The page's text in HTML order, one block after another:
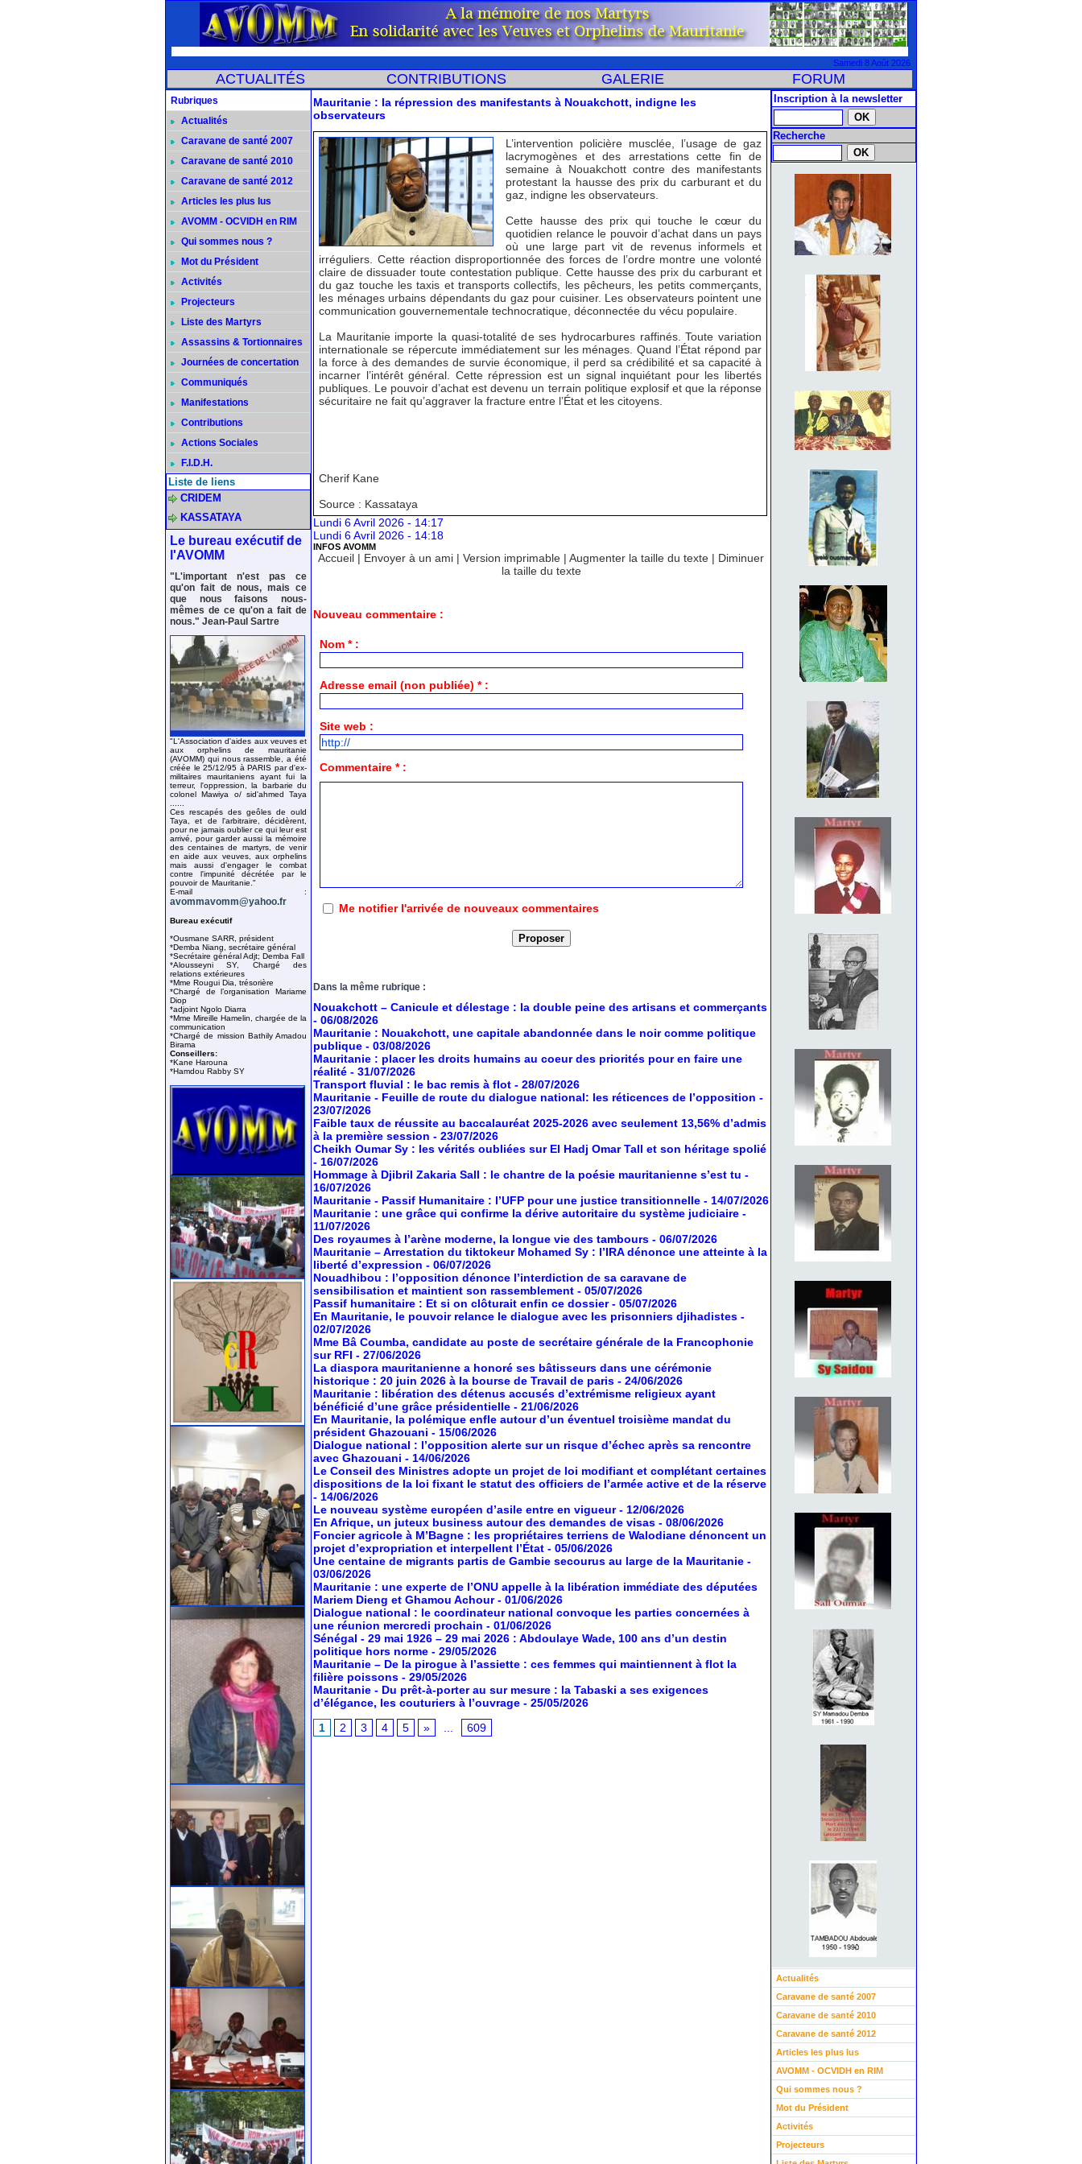
Samedi 8 Août 2026
ACTUALITÉS CONTRIBUTIONS GALERIE FORUM
Rubriques
Actualités
Caravane de santé 2007
Caravane de santé 2010
Caravane de santé 2012
Articles les plus lus
AVOMM - OCVIDH en RIM
Qui sommes nous ?
Mot du Président
Activités
Projecteurs
Liste des Martyrs
Assassins & Tortionnaires
Journées de concertation
Communiqués
Manifestations
Contributions
Actions Sociales
F.I.D.H.
Liste de liens
CRIDEM
KASSATAYA
Le bureau exécutif de
l'AVOMM
"L'important n'est pas ce
qu'on fait de nous, mais ce
que nous faisons nous-
mêmes de ce qu'on a fait de
nous." Jean-Paul Sartre
"L'Association d'aides aux veuves et
aux orphelins de mauritanie
(AVOMM) qui nous rassemble, a été
créée le 25/12/95 à PARIS par d'ex-
militaires mauritaniens ayant fui la
terreur, l'oppression, la barbarie du
colonel Mawiya o/ sid'ahmed Taya
Ces rescapés des geôles de ould
Taya, et de l'arbitraire, décidèrent,
pour ne jamais oublier ce qui leur est
arrivé, pour garder aussi la mémoire
des centaines de martyrs, de venir
en aide aux veuves, aux orphelins
mais aussi d'engager le combat
contre l'impunité décrétée par le
pouvoir de Mauritanie."
E-mail :
avommavomm@yahoo.fr
Bureau exécutif
*Ousmane SARR, président
*Demba Niang, secrétaire général
*Secrétaire général Adjt; Demba Fall
*Alousseyni SY, Chargé des
relations extérieures
*Mme Rougui Dia, trésorière
*Chargé de l’organisation Mariame
Diop
*adjoint Ngolo Diarra
*Mme Mireille Hamelin, chargée de la
communication
*Chargé de mission Bathily Amadou
Birama
Conseillers:
*Kane Harouna
*Hamdou Rabby SY
Mauritanie : la répression des manifestants à Nouakchott, indigne les
observateurs
L’intervention policière musclée, l’usage de gaz
lacrymogènes et des arrestations cette fin de
semaine à Nouakchott contre des manifestants
protestant la hausse des prix du carburant et du
gaz, indigne les observateurs.
Cette hausse des prix qui touche le cœur du
quotidien relance le pouvoir d’achat dans un pays
où une large part vit de revenus informels et
irréguliers. Cette réaction disproportionnée des forces de l’ordre montre une volonté
claire de dissuader toute contestation publique. Cette hausse des prix du carburant et
du gaz touche les taxis et transports collectifs, les pêcheurs, les petits commerçants,
les ménages urbains dépendants du gaz pour cuisiner. Les observateurs pointent une
communication gouvernementale technocratique, déconnectée du vécu populaire.
La Mauritanie importe la quasi-totalité de ses hydrocarbures raffinés. Toute variation
internationale se répercute immédiatement sur les ménages. Quand l’État répond par
la force à des demandes de survie économique, il perd sa crédibilité et sa capacité à
incarner l’intérêt général. Cette répression est un signal inquiétant pour les libertés
publiques. Le pouvoir d’achat est devenu un terrain politique explosif et que la réponse
sécuritaire ne fait qu’aggraver la fracture entre l’État et les citoyens.
Cherif Kane
Source : Kassataya
Lundi 6 Avril 2026 - 14:17
Lundi 6 Avril 2026 - 14:18
INFOS AVOMM
Accueil | Envoyer à un ami | Version imprimable | Augmenter la taille du texte | Diminuer
la taille du texte
Nouveau commentaire :
Nom * :
Adresse email (non publiée) * :
Site web :
Commentaire * :
Me notifier l'arrivée de nouveaux commentaires
Dans la même rubrique :
Nouakchott – Canicule et délestage : la double peine des artisans et commerçants
- 06/08/2026
Mauritanie : Nouakchott, une capitale abandonnée dans le noir comme politique
publique - 03/08/2026
Mauritanie : placer les droits humains au coeur des priorités pour en faire une
réalité - 31/07/2026
Transport fluvial : le bac remis à flot - 28/07/2026
Mauritanie - Feuille de route du dialogue national: les réticences de l’opposition -
23/07/2026
Faible taux de réussite au baccalauréat 2025-2026 avec seulement 13,56% d’admis
à la première session - 23/07/2026
Cheikh Oumar Sy : les vérités oubliées sur El Hadj Omar Tall et son héritage spolié
- 16/07/2026
Hommage à Djibril Zakaria Sall : le chantre de la poésie mauritanienne s’est tu -
16/07/2026
Mauritanie - Passif Humanitaire : l’UFP pour une justice transitionnelle - 14/07/2026
Mauritanie : une grâce qui confirme la dérive autoritaire du système judiciaire -
11/07/2026
Des royaumes à l’arène moderne, la longue vie des tambours - 06/07/2026
Mauritanie – Arrestation du tiktokeur Mohamed Sy : l’IRA dénonce une atteinte à la
liberté d’expression - 06/07/2026
Nouadhibou : l’opposition dénonce l’interdiction de sa caravane de
sensibilisation et maintient son rassemblement - 05/07/2026
Passif humanitaire : Et si on clôturait enfin ce dossier - 05/07/2026
En Mauritanie, le pouvoir relance le dialogue avec les prisonniers djihadistes -
02/07/2026
Mme Bâ Coumba, candidate au poste de secrétaire générale de la Francophonie
sur RFI - 27/06/2026
La diaspora mauritanienne a honoré ses bâtisseurs dans une cérémonie
historique : 20 juin 2026 à la bourse de Travail de paris - 24/06/2026
Mauritanie : libération des détenus accusés d’extrémisme religieux ayant
bénéficié d’une grâce présidentielle - 21/06/2026
En Mauritanie, la polémique enfle autour d’un éventuel troisième mandat du
président Ghazouani - 15/06/2026
Dialogue national : l’opposition alerte sur un risque d’échec après sa rencontre
avec Ghazouani - 14/06/2026
Le Conseil des Ministres adopte un projet de loi modifiant et complétant certaines
dispositions de la loi fixant le statut des officiers de l’armée active et de la réserve
- 14/06/2026
Le nouveau système européen d’asile entre en vigueur - 12/06/2026
En Afrique, un juteux business autour des demandes de visas - 08/06/2026
Foncier agricole à M’Bagne : les propriétaires terriens de Walodiane dénoncent un
projet d’expropriation et interpellent l’État - 05/06/2026
Une centaine de migrants partis de Gambie secourus au large de la Mauritanie -
03/06/2026
Mauritanie : une experte de l’ONU appelle à la libération immédiate des députées
Mariem Dieng et Ghamou Achour - 01/06/2026
Dialogue national : le coordinateur national convoque les parties concernées à
une réunion mercredi prochain - 01/06/2026
Sénégal - 29 mai 1926 – 29 mai 2026 : Abdoulaye Wade, 100 ans d’un destin
politique hors norme - 29/05/2026
Mauritanie – De la pirogue à l’assiette : ces femmes qui maintiennent à flot la
filière poissons - 29/05/2026
Mauritanie - Du prêt-à-porter au sur mesure : la Tabaski a ses exigences
d’élégance, les couturiers à l’ouvrage - 25/05/2026
1
2 3 4 5 » ... 609
Inscription à la newsletter
Recherche
Actualités
Caravane de santé 2007
Caravane de santé 2010
Caravane de santé 2012
Articles les plus lus
AVOMM - OCVIDH en RIM
Qui sommes nous ?
Mot du Président
Activités
Projecteurs